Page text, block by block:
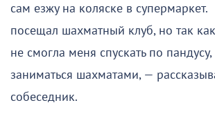
сам езжу на коляске в
посещал шахматный клуб, но так
не смогла меня спускать по пандусу,
заниматься шахматами, —
собеседник.